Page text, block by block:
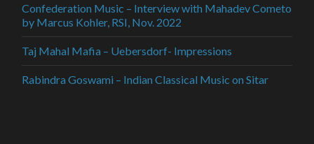
Confederation Music – Interview with Mahadev Cometo
by Marcus Kohler, RSI, Nov. 2022
Taj Mahal Mafia – Uebersdorf- Impressions
Rabindra Goswami – Indian Classical Music on Sitar